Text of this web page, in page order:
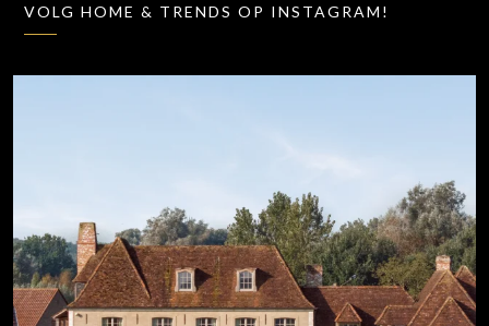
VOLG HOME & TRENDS OP INSTAGRAM!